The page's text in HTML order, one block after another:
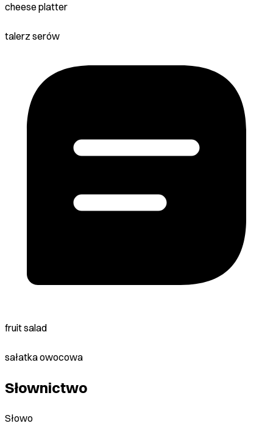
cheese platter
talerz serów
fruit salad
sałatka owocowa
Słownictwo
Słowo